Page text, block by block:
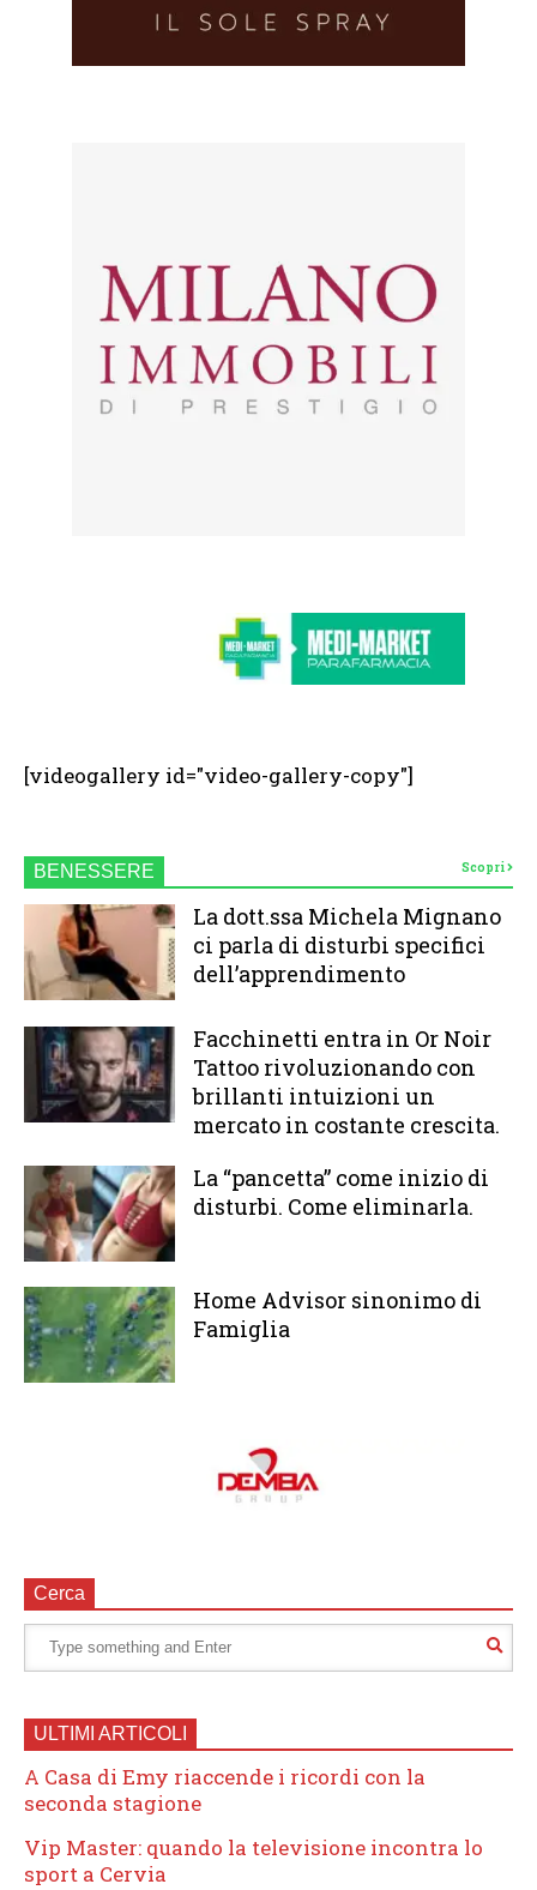
[videogallery id="video-gallery-copy"]
BENESSERE Scopri
La dott.ssa Michela Mignano
ci parla di disturbi specifici
dell’apprendimento
Facchinetti entra in Or Noir
Tattoo rivoluzionando con
brillanti intuizioni un
mercato in costante crescita.
La “pancetta” come inizio di
disturbi. Come eliminarla.
Home Advisor sinonimo di
Famiglia
Cerca
ULTIMI ARTICOLI
A Casa di Emy riaccende i ricordi con la
seconda stagione
Vip Master: quando la televisione incontra lo
sport a Cervia